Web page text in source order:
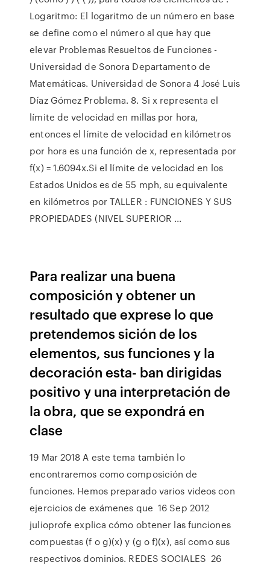
Logaritmo: El logaritmo de un número en base
se define como el número al que hay que
elevar Problemas Resueltos de Funciones -
Universidad de Sonora Departamento de
Matemáticas. Universidad de Sonora 4 José Luis
Díaz Gómez Problema. 8. Si x representa el
límite de velocidad en millas por hora,
entonces el límite de velocidad en kilómetros
por hora es una función de x, representada por
f(x) = 1.6094x.Si el límite de velocidad en los
Estados Unidos es de 55 mph, su equivalente
en kilómetros por TALLER : FUNCIONES Y SUS
PROPIEDADES (NIVEL SUPERIOR ...
Para realizar una buena
composición y obtener un
resultado que exprese lo que
pretendemos sición de los
elementos, sus funciones y la
decoración esta- ban dirigidas
positivo y una interpretación de
la obra, que se expondrá en
clase
19 Mar 2018 A este tema también lo
encontraremos como composición de
funciones. Hemos preparado varios videos con
ejercicios de exámenes que 16 Sep 2012
julioprofe explica cómo obtener las funciones
compuestas (f o g)(x) y (g o f)(x), así como sus
respectivos dominios. REDES SOCIALES 26